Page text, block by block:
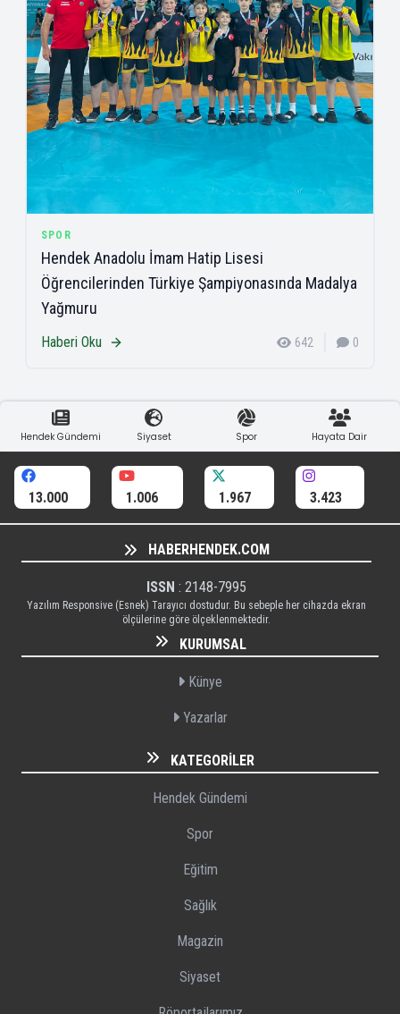
SPOR
Hendek Anadolu İmam Hatip Lisesi
Öğrencilerinden Türkiye Şampiyonasında Madalya
Yağmuru
Haberi Oku 642 0
Hendek Gündemi Siyaset Spor Hayata Dair
13.000 1.006 1.967 3.423
HABERHENDEK.COM
ISSN : 2148-7995
Yazılım Responsive (Esnek) Tarayıcı dostudur. Bu sebeple her cihazda ekran
ölçülerine göre ölçeklenmektedir.
KURUMSAL
Künye
Yazarlar
KATEGORILER
Hendek Gündemi
Spor
Eğitim
Sağlık
Magazin
Siyaset